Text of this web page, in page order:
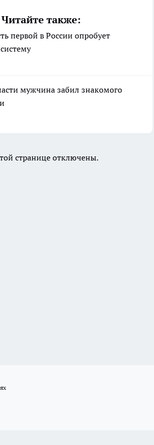
Читайте также:
первой в России опробует
мужчина забил знакомого
странице отключены.